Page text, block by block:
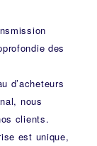
des
d’acheteurs
nous
clients.
est unique,